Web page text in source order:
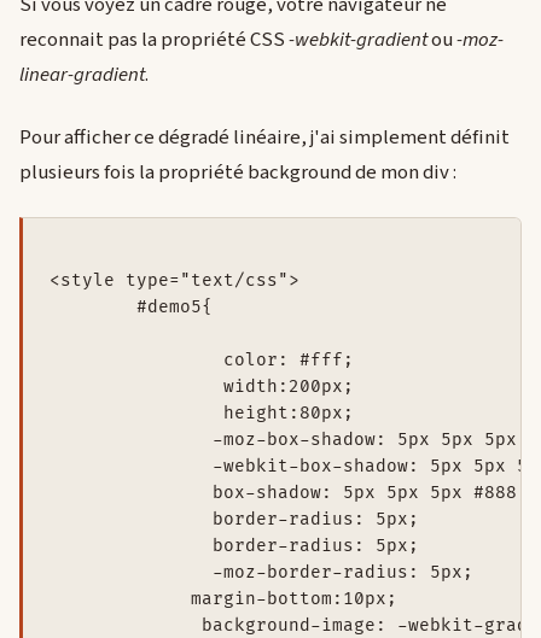
reconnait pas la propriété CSS-webkit-gradientou-moz-
linear-gradient.
Pour afficher ce dégradé linéaire, j'ai simplement définit
plusieurs fois la propriété background de mon div :
<style type="text/css">
	#demo5{
		width:200px;
-moz-box-shadow: 5px 5px 5px
-webkit-box-shadow: 5px 5px
               box-shadow: 5px 5px 5px #888;
               border-radius: 5px;
               border-radius: 5px;
               -moz-border-radius: 5px;
             margin-bottom:10px;
background-image: -webkit-